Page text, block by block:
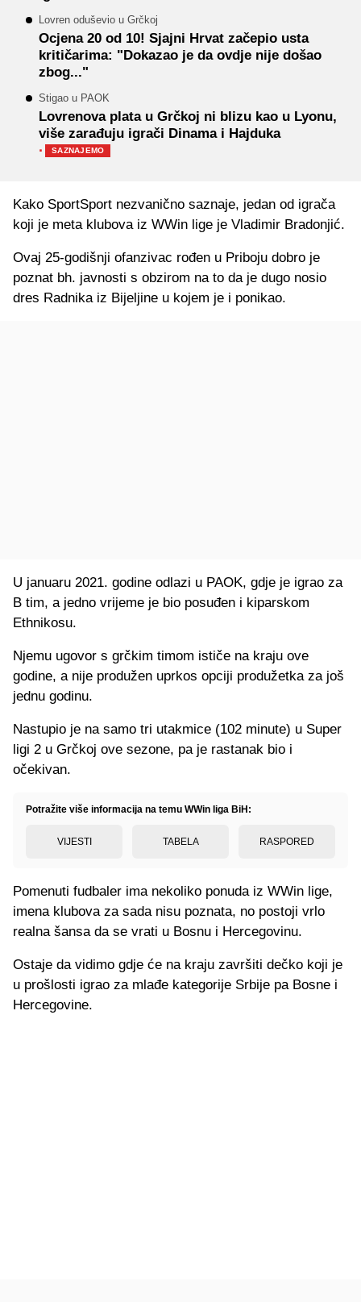
Lovren oduševio u Grčkoj
Ocjena 20 od 10! Sjajni Hrvat začepio usta
kritičarima: "Dokazao je da ovdje nije došao
zbog..."
Stigao u PAOK
Lovrenova plata u Grčkoj ni blizu kao u Lyonu,
više zarađuju igrači Dinama i Hajduka
· SAZNAJEMO
Kako SportSport nezvanično saznaje, jedan od igrača
koji je meta klubova iz WWin lige je Vladimir Bradonjić.
Ovaj 25-godišnji ofanzivac rođen u Priboju dobro je
poznat bh. javnosti s obzirom na to da je dugo nosio
dres Radnika iz Bijeljine u kojem je i ponikao.
U januaru 2021. godine odlazi u PAOK, gdje je igrao za
B tim, a jedno vrijeme je bio posuđen i kiparskom
Ethnikosu.
Njemu ugovor s grčkim timom ističe na kraju ove
godine, a nije produžen uprkos opciji produžetka za još
jednu godinu.
Nastupio je na samo tri utakmice (102 minute) u Super
ligi 2 u Grčkoj ove sezone, pa je rastanak bio i
očekivan.
Potražite više informacija na temu WWin liga BiH:
VIJESTI TABELA RASPORED
Pomenuti fudbaler ima nekoliko ponuda iz WWin lige,
imena klubova za sada nisu poznata, no postoji vrlo
realna šansa da se vrati u Bosnu i Hercegovinu.
Ostaje da vidimo gdje će na kraju završiti dečko koji je
u prošlosti igrao za mlađe kategorije Srbije pa Bosne i
Hercegovine.